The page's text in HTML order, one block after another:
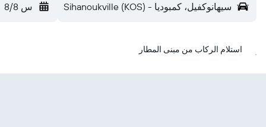
سيهانوكفيل، كمبوديا - Sihanoukville (KOS) س 8/8
استلام الركاب من مبنى المطار